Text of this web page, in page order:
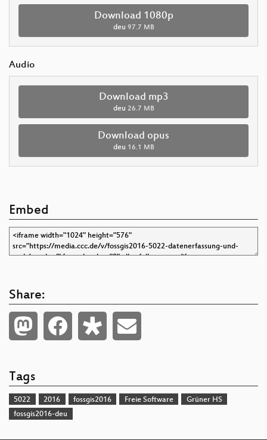
Download 1080p
deu 97.7 MB
Audio
Download mp3
deu 26.7 MB
Download opus
deu 16.1 MB
Embed
Share:
Tags
5022 2016 fossgis2016 Freie Software
Grüner HS
fossgis2016-deu